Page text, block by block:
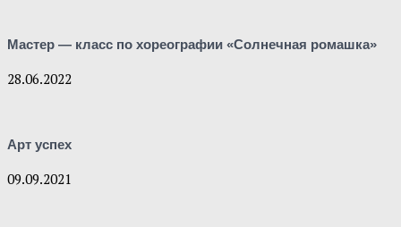
Мастер — класс по хореографии «Солнечная ромашка»
28.06.2022
Арт успех
09.09.2021